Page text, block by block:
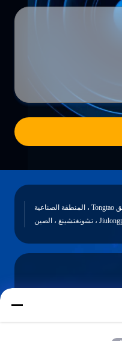
NO.111 ، شمال طريق Tongtao ، المنطقة الصناعية